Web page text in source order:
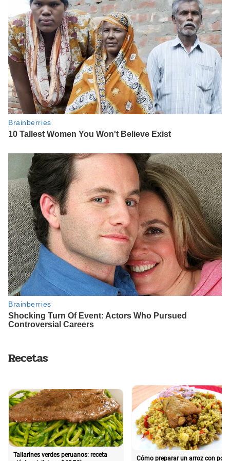
Recetas
Tallarines verdes peruanos: receta
Cómo preparar un arroz con pollo